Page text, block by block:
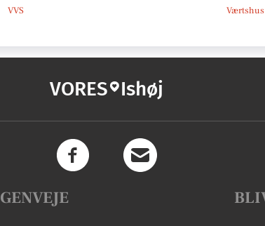
VVS
VORES Ishøj
GENVEJE